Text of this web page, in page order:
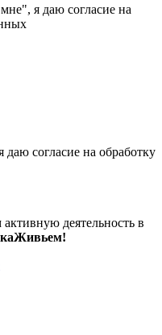
я даю согласие на
согласие на обработку
деятельность в